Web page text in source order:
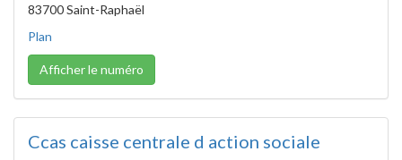
83700 Saint-Raphaël
Plan
Afficher le numéro
Ccas caisse centrale d action sociale